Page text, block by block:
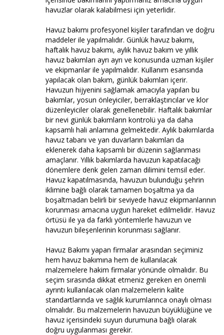
havuzlar olarak kalabilmesi için yeterlidir.
Havuz bakımı profesyonel kişiler tarafından ve doğru
maddeler ile yapılmalıdır. Günlük havuz bakımı,
haftalık havuz bakımı, aylık havuz bakım ve yıllık
havuz bakımları ayrı ayrı ve konusunda uzman kişiler
ve ekipmanlar ile yapılmalıdır. Kullanım esansında
yapılacak olan bakım, günlük bakımları içerir.
Havuzun hijyenini sağlamak amacıyla yapılan bu
bakımlar, yosun önleyiciler, berraklaştırıcılar ve klor
düzenleyiciler olarak genellenebilir. Haftalık bakımlar
bir nevi günlük bakımların kontrolü ya da daha
kapsamlı hali anlamına gelmektedir. Aylık bakımlarda
havuz tabanı ve yan duvarların bakımları da
eklenerek daha kapsamlı bir düzenin sağlanması
amaçlanır. Yıllık bakımlarda havuzun kapatılacağı
dönemlere denk gelen zaman dilimini temsil eder.
Havuz kapatılmasında, havuzun bulunduğu şehrin
iklimine bağlı olarak tamamen boşaltma ya da
boşaltmadan belirli bir seviyede havuz ekipmanlarının
korunması amacına uygun hareket edilmelidir. Havuz
örtüsü ile ya da farklı yöntemlerle havuzun ve
havuzun bileşenlerinin korunması sağlanır.
Havuz Bakımı yapan firmalar arasından seçiminiz
hem havuz bakımına hem de kullanılacak
malzemelere hakim firmalar yönünde olmalıdır. Bu
seçim sırasında dikkat etmeniz gereken en önemli
ayrıntı kullanılacak olan malzemelerin kalite
standartlarında ve sağlık kurumlarınca onaylı olması
olmalıdır. Bu malzemelerin havuzun büyüklüğüne ve
havuz içerisindeki suyun durumuna bağlı olarak
doğru uygulanması gerekir.